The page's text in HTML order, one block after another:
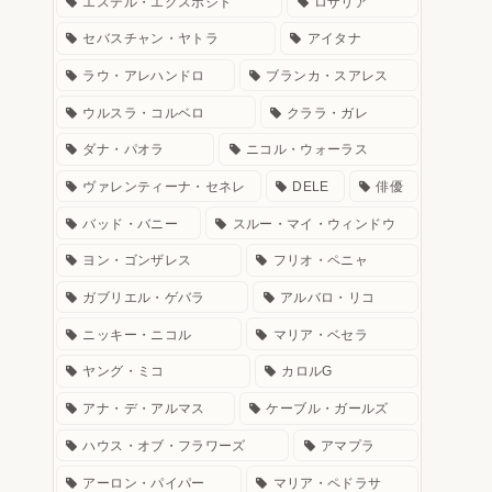
セバスチャン・ヤトラ アイタナ
ラウ・アレハンドロ ブランカ・スアレス
ウルスラ・コルベロ クララ・ガレ
ダナ・パオラ ニコル・ウォーラス
ヴァレンティーナ・セネレ DELE 俳優
バッド・バニー スルー・マイ・ウィンドウ
ヨン・ゴンザレス フリオ・ペニャ
ガブリエル・ゲバラ アルバロ・リコ
ニッキー・ニコル マリア・ベセラ
ヤング・ミコ カロルG
アナ・デ・アルマス ケーブル・ガールズ
ハウス・オブ・フラワーズ アマプラ
アーロン・パイパー マリア・ペドラサ